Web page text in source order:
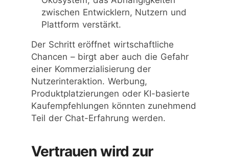
zwischen Entwicklern, Nutzern und
Plattform verstärkt.
Der Schritt eröffnet wirtschaftliche
Chancen – birgt aber auch die Gefahr
einer Kommerzialisierung der
Nutzerinteraktion. Werbung,
Produktplatzierungen oder KI-basierte
Kaufempfehlungen könnten zunehmend
Teil der Chat-Erfahrung werden.
Vertrauen wird zur